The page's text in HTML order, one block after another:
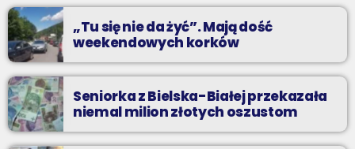
„Tu się nie da żyć”. Mają dość
weekendowych korków
Seniorka z Bielska-Białej przekazała
niemal milion złotych oszustom